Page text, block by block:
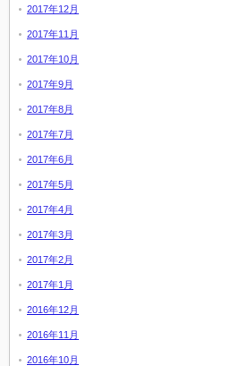
2017年12月
2017年11月
2017年10月
2017年9月
2017年8月
2017年7月
2017年6月
2017年5月
2017年4月
2017年3月
2017年2月
2017年1月
2016年12月
2016年11月
2016年10月